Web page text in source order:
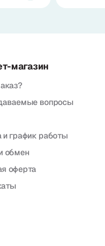
магазин
вопросы
и график работы
обмен
оферта